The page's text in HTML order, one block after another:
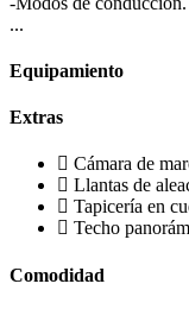
...
Equipamiento
Extras
Cámara de
Llantas de
Tapicería en
Techo
Comodidad